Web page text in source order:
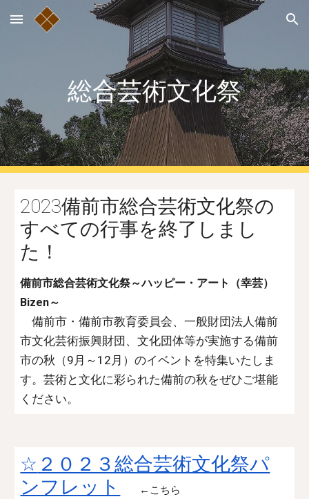
Skip to main content Skip to navigation
総合芸術文化祭
2023備前市総合芸術文化祭の
すべての行事を終了しまし
た！
備前市総合芸術文化祭～ハッピー・アート（幸芸）
Bizen～
備前市・備前市教育委員会、一般財団法人備前
市文化芸術振興財団、文化団体等が実施する備前
市の秋（9月～12月）のイベントを特集いたしま
す。芸術と文化に彩られた備前の秋をぜひご堪能
ください。
☆ ２０２３総合芸術文化祭パ
ンフレット
←こちら